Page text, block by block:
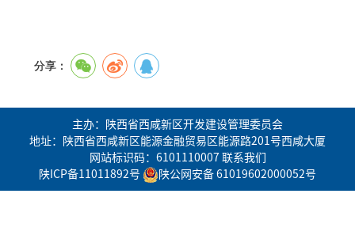
分享：
主办：陕西省西咸新区开发建设管理委员会
地址：陕西省西咸新区能源金融贸易区能源路201号西咸大厦
网站标识码：6101110007 联系我们
陕ICP备11011892号
陕公网安备 61019602000052号